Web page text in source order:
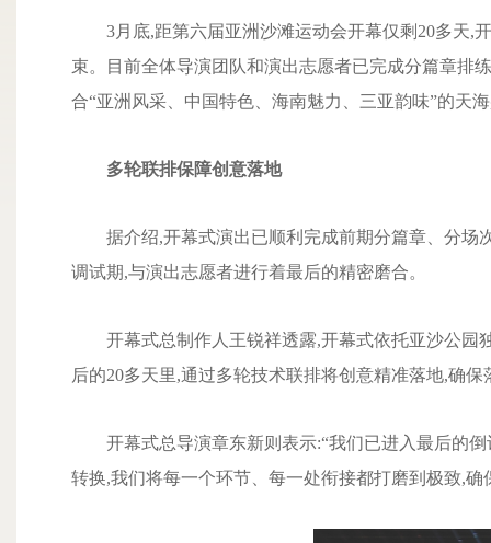
3月底,距第六届亚洲沙滩运动会开幕仅剩20多天,
束。目前全体导演团队和演出志愿者已完成分篇章排
合“亚洲风采、中国特色、海南魅力、三亚韵味”的天
多轮联排保障创意落地
据介绍,开幕式演出已顺利完成前期分篇章、分
调试期,与演出志愿者进行着最后的精密磨合。
开幕式总制作人王锐祥透露,开幕式依托亚沙公园
后的20多天里,通过多轮技术联排将创意精准落地,确保
开幕式总导演章东新则表示:“我们已进入最后的
转换,我们将每一个环节、每一处衔接都打磨到极致,确